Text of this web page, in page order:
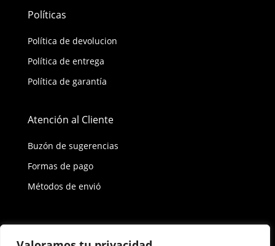
Políticas
Política de devolucion
Política de entrega
Política de garantía
Atención al Cliente
Buzón de sugerencias
Formas de pago
Métodos de envió
Política de privacidad